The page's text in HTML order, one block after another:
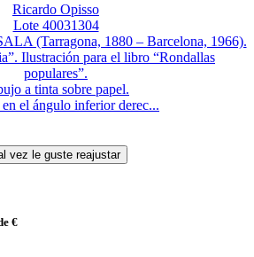
Ricardo Opisso
Lote 40031304
(Tarragona, 1880 – Barcelona, 1966).
Ilustración para el libro “Rondallas
populares”.
a tinta sobre papel.
el ángulo inferior derec...
€